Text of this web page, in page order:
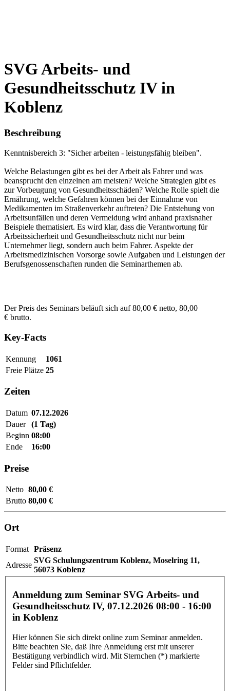
SVG Arbeits- und
Gesundheitsschutz IV in
Koblenz
Beschreibung
Kenntnisbereich 3: "Sicher arbeiten - leistungsfähig bleiben".
Welche Belastungen gibt es bei der Arbeit als Fahrer und was
beansprucht den einzelnen am meisten? Welche Strategien gibt es
zur Vorbeugung von Gesundheitsschäden? Welche Rolle spielt die
Ernährung, welche Gefahren können bei der Einnahme von
Medikamenten im Straßenverkehr auftreten? Die Entstehung von
Arbeitsunfällen und deren Vermeidung wird anhand praxisnaher
Beispiele thematisiert. Es wird klar, dass die Verantwortung für
Arbeitssicherheit und Gesundheitsschutz nicht nur beim
Unternehmer liegt, sondern auch beim Fahrer. Aspekte der
Arbeitsmedizinischen Vorsorge sowie Aufgaben und Leistungen der
Berufsgenossenschaften runden die Seminarthemen ab.
Der Preis des Seminars beläuft sich auf 80,00 € netto, 80,00
€ brutto.
Key-Facts
Kennung
1061
Freie Plätze 25
Zeiten
Datum 07.12.2026
Dauer
(1 Tag)
Beginn 08:00
Ende
16:00
Preise
Netto 80,00 €
Brutto 80,00 €
Ort
Format Präsenz
Adresse
SVG Schulungszentrum Koblenz, Moselring 11,
56073 Koblenz
Anmeldung zum Seminar SVG Arbeits- und
Gesundheitsschutz IV, 07.12.2026 08:00 - 16:00
in Koblenz
Hier können Sie sich direkt online zum Seminar anmelden.
Bitte beachten Sie, daß Ihre Anmeldung erst mit unserer
Bestätigung verbindlich wird. Mit Sternchen (*) markierte
Felder sind Pflichtfelder.